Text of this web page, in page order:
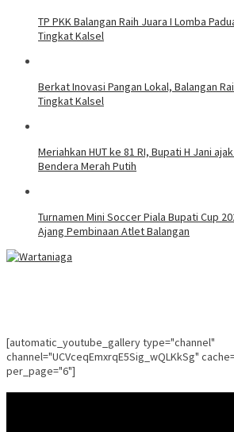
TP PKK Balangan Raih Juara I Lomba
Tingkat Kalsel
Berkat Inovasi Pangan Lokal, Balangan
Tingkat Kalsel
Meriahkan HUT ke 81 RI, Bupati H Jani
Bendera Merah Putih
Turnamen Mini Soccer Piala Bupati Cup
Ajang Pembinaan Atlet Balangan
[automatic_youtube_gallery type="channel"
channel="UCVceqEmxrqE5Sig_wQLKkSg"
per_page="6"]